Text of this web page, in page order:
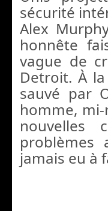
sécurité
Alex
honnête
vague de
Detroit. À
sauvé par
homme,
nouvelles
problèmes
jamais eu à